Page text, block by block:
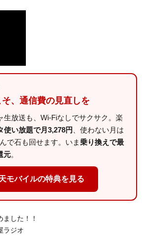
そ、通信費の見直しを
生放送も、Wi-Fiなしでサクサク。楽
使い放題で月3,278円
、使わない月は
で石も回せます。いま乗り換えで最
元。
モバイルの特典を見る
した！！
ラジオ